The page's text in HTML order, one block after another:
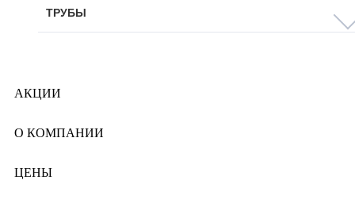
ТРУБЫ
АКЦИИ
О КОМПАНИИ
ЦЕНЫ